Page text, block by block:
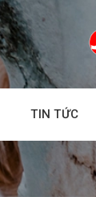
TIN TỨC